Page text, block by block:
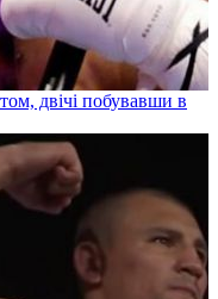
двічі побувавши в